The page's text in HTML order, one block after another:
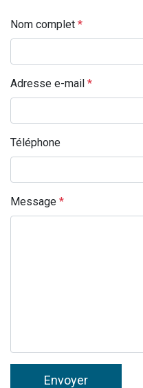
Nom complet *
Adresse e-mail *
Téléphone
Message *
Envoyer